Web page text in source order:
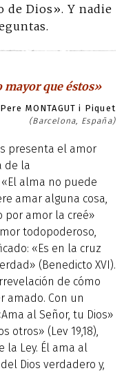
de Dios». Y nadie
que éstos»
MONTAGUT i Piquet
(Barcelona, España)
presenta el amor
de la
alma no puede
amar alguna cosa,
por amor la creé»
todopoderoso,
«Es en la cruz
(Benedicto XVI).
de cómo
amado. Con un
al Señor, tu Dios»
otros» (Lev 19,18),
Ley. Él ama al
Dios verdadero y,